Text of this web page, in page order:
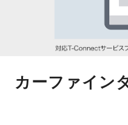
カーファイン